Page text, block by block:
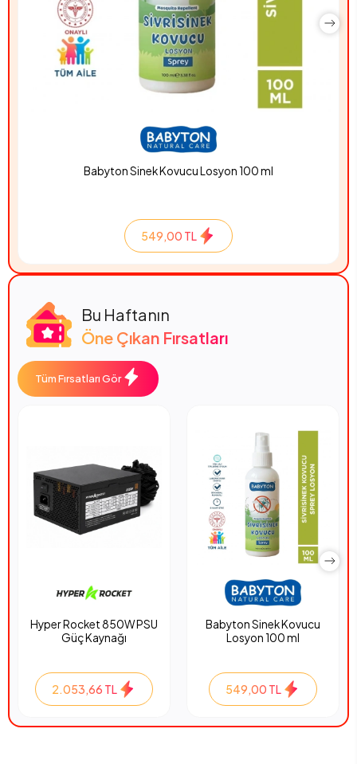
Babyton Sinek Kovucu Losyon 100 ml
549,00 TL
Bu Haftanın
Öne Çıkan Fırsatları
Tüm Fırsatları Gör
Hyper Rocket 850W PSU
Güç Kaynağı
2.053,66 TL
Babyton Sinek Kovucu
Losyon 100 ml
549,00 TL